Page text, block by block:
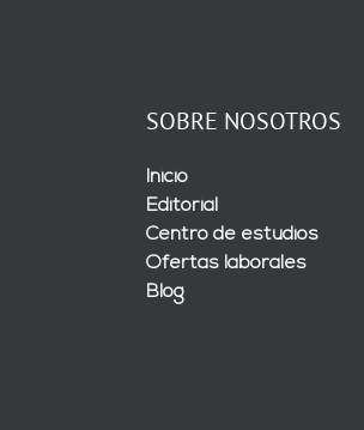
SOBRE NOSOTROS
Inicio
Editorial
Centro de estudios
Ofertas laborales
Blog